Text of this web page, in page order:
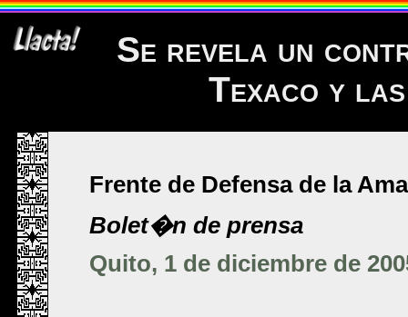
Se revela un
Texaco y
Frente de Defensa de la
Bolet�n de prensa
Quito, 1 de diciembre de